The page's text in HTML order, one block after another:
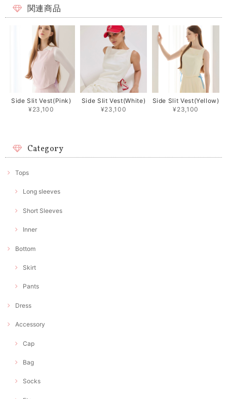
関連商品
Side Slit Vest(Pink)
¥23,100
Side Slit Vest(White)
¥23,100
Side Slit Vest(Yellow)
¥23,100
Category
Tops
Long sleeves
Short Sleeves
Inner
Bottom
Skirt
Pants
Dress
Accessory
Cap
Bag
Socks